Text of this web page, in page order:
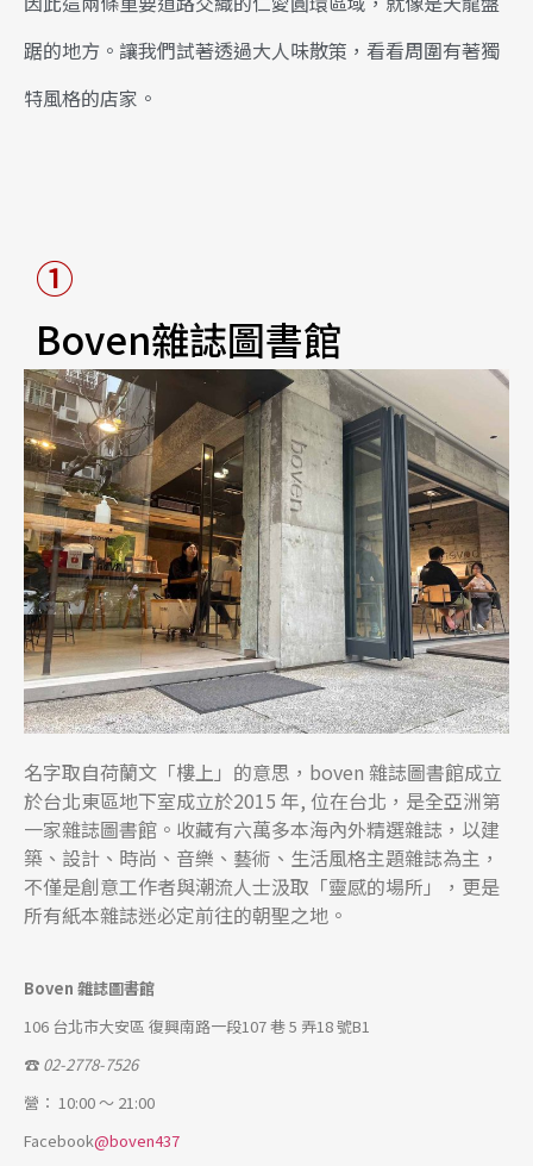
踞的地方。讓我們試著透過大人味散策，看看周圍有著獨
特風格的店家。
①
Boven雜誌圖書館
名字取自荷蘭文「樓上」的意思，boven 雜誌圖書館成立
於台北東區地下室成立於2015 年, 位在台北，是全亞洲第
一家雜誌圖書館。收藏有六萬多本海內外精選雜誌，以建
築、設計、時尚、音樂、藝術、生活風格主題雜誌為主，
不僅是創意工作者與潮流人士汲取「靈感的場所」，更是
所有紙本雜誌迷必定前往的朝聖之地。
Boven 雜誌圖書館
106 台北市大安區 復興南路一段107 巷 5 弄18 號B1
☎ 02-2778-7526
營： 10:00 ～ 21:00
Facebook@boven437